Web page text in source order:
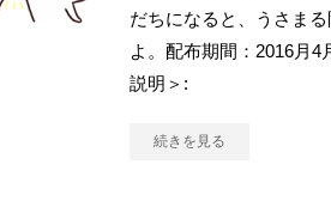
だちになると、うさま
よ。配布期間：2016月
説明＞:
続きを見る